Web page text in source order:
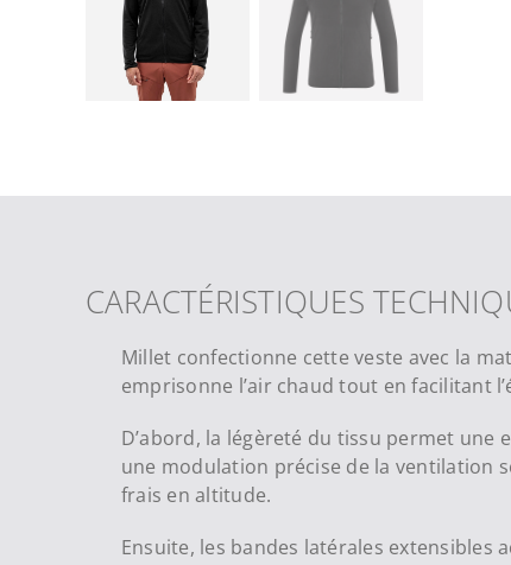
CARACTÉRISTIQUES
Millet confectionne cette veste avec la
emprisonne l’air chaud tout en facilitant
D’abord, la légèreté du tissu permet
une modulation précise de la ventilation
frais en altitude.
Ensuite, les bandes latérales extensibles